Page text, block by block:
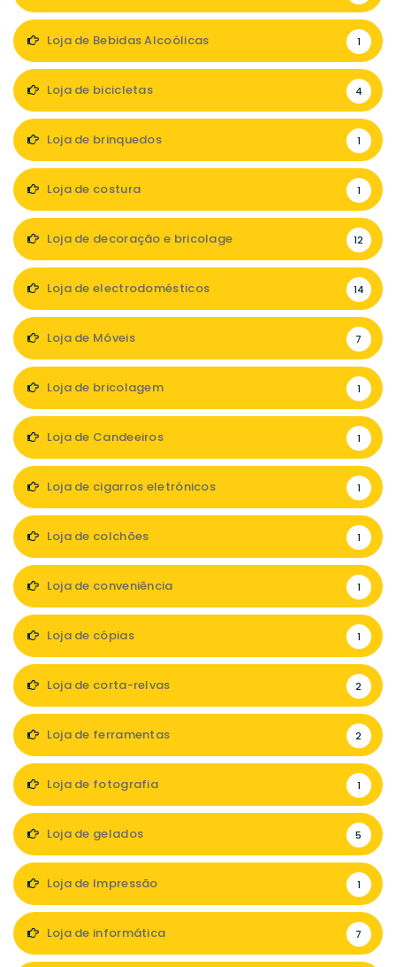
Loja de Bebidas Alcoólicas 1
Loja de bicicletas 4
Loja de brinquedos 1
Loja de costura 1
Loja de decoração e bricolage 12
Loja de electrodomésticos 14
Loja de Móveis 7
Loja de bricolagem 1
Loja de Candeeiros 1
Loja de cigarros eletrónicos 1
Loja de colchões 1
Loja de conveniência 1
Loja de cópias 1
Loja de corta-relvas 2
Loja de ferramentas 2
Loja de fotografia 1
Loja de gelados 5
Loja de Impressão 1
Loja de informática 7